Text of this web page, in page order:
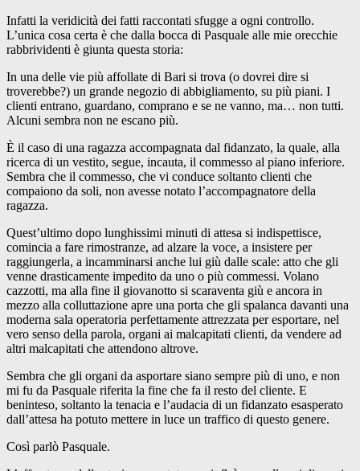
Infatti la veridicità dei fatti raccontati sfugge a ogni controllo.
L’unica cosa certa è che dalla bocca di Pasquale alle mie orecchie
rabbrividenti è giunta questa storia:
In una delle vie più affollate di Bari si trova (o dovrei dire si
troverebbe?) un grande negozio di abbigliamento, su più piani. I
clienti entrano, guardano, comprano e se ne vanno, ma… non tutti.
Alcuni sembra non ne escano più.
È il caso di una ragazza accompagnata dal fidanzato, la quale, alla
ricerca di un vestito, segue, incauta, il commesso al piano inferiore.
Sembra che il commesso, che vi conduce soltanto clienti che
compaiono da soli, non avesse notato l’accompagnatore della
ragazza.
Quest’ultimo dopo lunghissimi minuti di attesa si indispettisce,
comincia a fare rimostranze, ad alzare la voce, a insistere per
raggiungerla, a incamminarsi anche lui giù dalle scale: atto che gli
venne drasticamente impedito da uno o più commessi. Volano
cazzotti, ma alla fine il giovanotto si scaraventa giù e ancora in
mezzo alla colluttazione apre una porta che gli spalanca davanti una
moderna sala operatoria perfettamente attrezzata per esportare, nel
vero senso della parola, organi ai malcapitati clienti, da vendere ad
altri malcapitati che attendono altrove.
Sembra che gli organi da asportare siano sempre più di uno, e non
mi fu da Pasquale riferita la fine che fa il resto del cliente. E
beninteso, soltanto la tenacia e l’audacia di un fidanzato esasperato
dall’attesa ha potuto mettere in luce un traffico di questo genere.
Così parlò Pasquale.